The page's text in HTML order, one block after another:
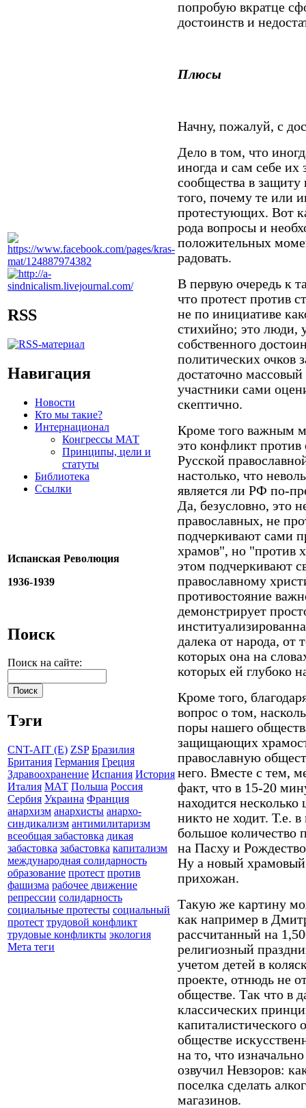
RSS
Навигация
Новости
Кто мы такие?
Интернационал
Конгрессы МАТ
Принципы, цели и
статуты
Библиотека
Ссылки
Испанская Революция
1936-1939
Поиск
Поиск на сайте:
Тэги
CNT-AIT (E) ZSP Бразилия
Британия Германия Греция
Здравоохранение Испания История
Италия МАТ Польша Россия
Сербия Украина Франция
анархизм анархисты анархо-
синдикализм антимилитаризм
всеобщая забастовка дикая
забастовка забастовка капитализм
международная солидарность
образование протест против
фашизма рабочее движение
репрессии солидарность
социальные протесты социальный
протест трудовой конфликт
трудовые конфликты экология
Мета теги
попробую вкратце
достоинств и
Плюсы
Начну, пожалуй, с
Дело в том, что
иногда и сам себе их
сообщества в защиту
того, почему те или
протестующих. Вот
рода вопросы и
положительных
радовать.
В первую очередь к
что протест против
не по инициативе
стихийно; это люди,
собственного
политических очков
достаточно
участники сами
скептично.
Кроме того важным
это конфликт против
Русской
настолько, что
является ли РФ по-
Да, безусловно, это
православных, не
подчеркивают сами
храмов", но "против
этом подчеркивают
православному
противостояние
демонстрирует
далека от народа, от
которых она на
которых ей глубоко
Кроме того,
вопрос о том,
поры нашего
защищающих
православную
него. Вместе с тем,
факт, что в 15-20
находится
никто не ходит. Т.е.
большое количество
на Пасху и
Ну а новый храмовый
прихожан.
Такую же картину
как например в
рассчитанный на
религиозный
учетом детей в
проекте, отнюдь не
обществе. Так что в
классических
капиталистического
обществе
на то, что
озвучил Невзоров:
поселка сделать
магазинов.